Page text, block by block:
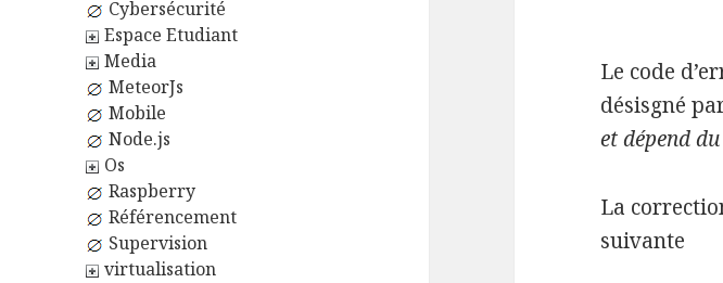
Cybersécurité
Espace Etudiant
Media
MeteorJs
Mobile
Node.js
Os
Raspberry
Référencement
Supervision
virtualisation
Le code
désisgné
et dépend
La
suivante